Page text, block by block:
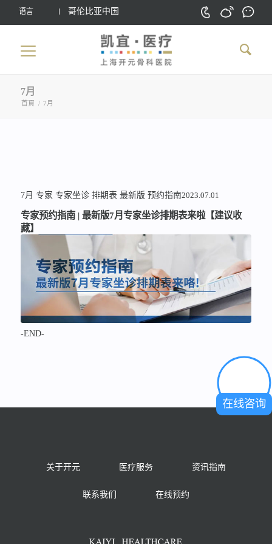
语言 哥伦比亚中国
7月
首頁 / 7月
7月 专家 专家坐诊 排期表 最新版 预约指南2023.07.01
专家预约指南 | 最新版7月专家坐诊排期表来啦【建议收
藏】
-END-
关于开元 医疗服务 资讯指南
联系我们 在线预约
在线咨询